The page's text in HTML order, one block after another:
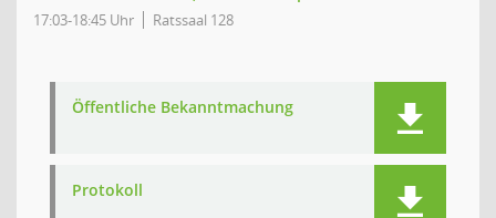
17:03-18:45 Uhr Ratssaal 128
Öffentliche Bekanntmachung
Protokoll